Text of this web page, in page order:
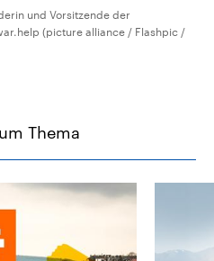
und Vorsitzende der
(picture alliance / Flashpic /
Thema